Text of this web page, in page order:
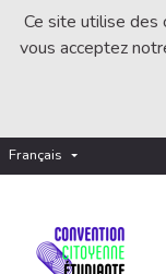
Ce site utilise des
vous acceptez
Français Choisir la langue